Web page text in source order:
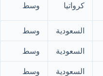
كرواتيا وسط
السعودية وسط
السعودية وسط
السعودية وسط